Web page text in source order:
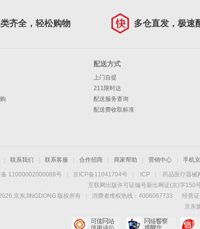
齐全，轻松购物 多仓直发，极速
配送方式
上门自提
211限时达
配送服务查询
配送费收取标准
联系我们 联系客服 合作招商 商家帮助 营销中心 手机
备 11000002000088号 京ICP备11041704号 ICP 药品医疗器械
互联网出版许可证编号新出网证(京)字150
京东JINGDONG 版权所有 消费者维权热线：4006067733 经营
京东